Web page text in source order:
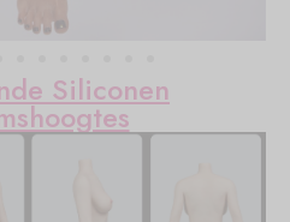
Siliconen